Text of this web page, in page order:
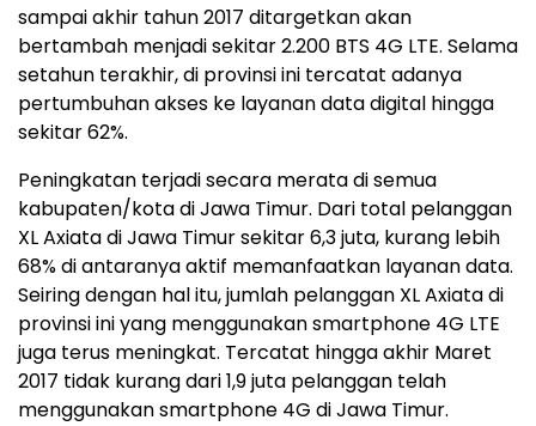
sampai akhir tahun 2017 ditargetkan akan
bertambah menjadi sekitar 2.200 BTS 4G LTE. Selama
setahun terakhir, di provinsi ini tercatat adanya
pertumbuhan akses ke layanan data digital hingga
sekitar 62%.
Peningkatan terjadi secara merata di semua
kabupaten/kota di Jawa Timur. Dari total pelanggan
XL Axiata di Jawa Timur sekitar 6,3 juta, kurang lebih
68% di antaranya aktif memanfaatkan layanan data.
Seiring dengan hal itu, jumlah pelanggan XL Axiata di
provinsi ini yang menggunakan smartphone 4G LTE
juga terus meningkat. Tercatat hingga akhir Maret
2017 tidak kurang dari 1,9 juta pelanggan telah
menggunakan smartphone 4G di Jawa Timur.